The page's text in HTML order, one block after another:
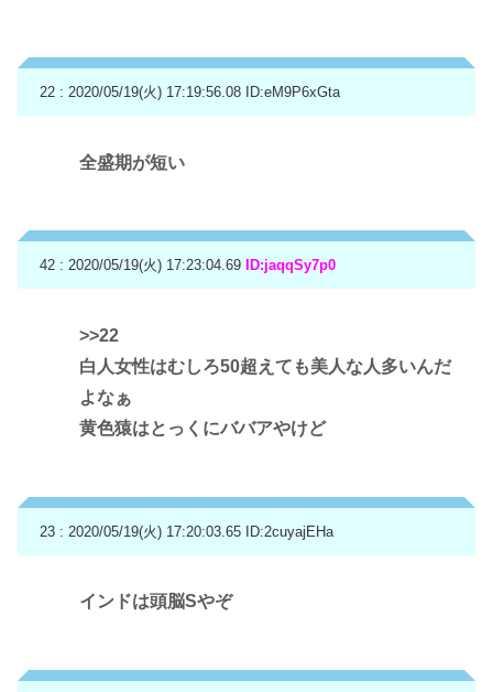
22 : 2020/05/19(火) 17:19:56.08 ID:eM9P6xGta
全盛期が短い
42 : 2020/05/19(火) 17:23:04.69 ID:jaqqSy7p0
>>22
白人女性はむしろ50超えても美人な人多いんだ
よなぁ
黄色猿はとっくにババアやけど
23 : 2020/05/19(火) 17:20:03.65 ID:2cuyajEHa
インドは頭脳Sやぞ